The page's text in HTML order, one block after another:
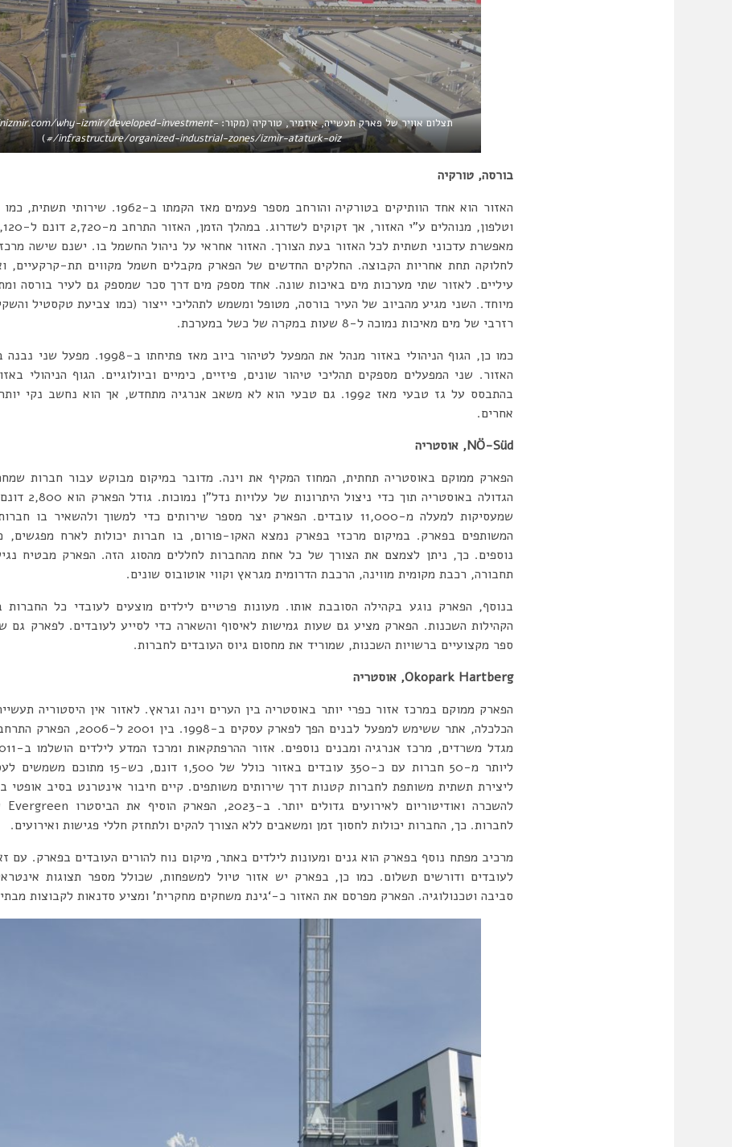
תצלום אוויר של פארק תעשייה, איזמיר, טורקיה (מקור:why-izmir/developed-investment-
infrastructure/organized-industrial-zones/izmir-ataturk-oiz/#
)
בורסה, טורקיה
האזור הוא אחד הוותיקים בטורקיה והורחב מספר
לחלוקה תחת אחריות הקבוצה. החלקים החדשים של הפארק מקבלים חשמל מקווים תת-קרקעיים,
עיליים. לאזור שתי מערכות מים באיכות שונה. אחד מספק מים דרך סכר שמספק גם לעיר בורסה
מיוחד. השני מגיע מהביוב של העיר בורסה, מטופל ומשמש לתהליכי ייצור (כמו צביעת טקסטיל
רזרבי של מים מאיכות נמוכה ל-8 שעות במקרה של כשל במערכת.
האזור. שני המפעלים מספקים תהליכי טיהור שונים, פיזיים, כימיים וביולוגיים. הגוף הניהולי
בהתבסס על גז טבעי מאז 1992. גם טבעי הוא לא משאב אנרגיה מתחדש, אך הוא נחשב
אחרים.
NÖ-Süd, אוסטריה
הפארק ממוקם באוסטריה תחתית, המחוז המקיף את וינה. מדובר במיקום מבוקש עבור חברות
שמעסיקות למעלה מ-11,000 עובדים. הפארק יצר מספר שירותים כדי למשוך
המשותפים בפארק. במיקום מרכזי בפארק נמצא האקו-פורום, בו חברות יכולות לארח מפגשים,
נוספים. כך, ניתן לצמצם את הצורך של כל אחת מהחברות לחללים מהסוג הזה. הפארק מבטיח
תחבורה, רכבת מקומית מווינה, הרכבת הדרומית מגראץ וקווי אוטובוס שונים.
בנוסף, הפארק נוגע בקהילה הסובבת אותו. מעונות פרטיים לילדים מוצעים לעובדי כל
הקהילות השכנות. הפארק מציע גם שעות גמישות לאיסוף והשארה כדי לסייע לעובדים. לפארק גם
ספר מקצועיים ברשויות השכנות, שמוריד את מחסום גיוס העובדים לחברות.
Okopark Hartberg, אוסטריה
הפארק ממוקם במרכז אזור כפרי יותר באוסטריה בין הערים וינה וגראץ. לאזור אין היסטוריה
הכלכלה, אתר ששימש למפעל לבנים הפך
ליותר מ-50 חברות עם כ-350 עובדים באזור
ליצירת תשתית משותפת לחברות קטנות דרך שירותים משותפים. קיים חיבור אינטרנט בסיב אופטי
לחברות. כך, החברות יכולות לחסוך זמן ומשאבים ללא הצורך להקים ולתחזק חללי פגישות ואירועים.
מרכיב מפתח נוסף בפארק הוא גנים ומעונות לילדים באתר, מיקום נוח להורים העובדים בפארק.
לעובדים ודורשים תשלום. כמו כן, בפארק יש אזור טיול למשפחות, שכולל מספר תצוגות
סביבה וטכנולוגיה. הפארק מפרסם את האזור כ-‘גינת משחקים מחקרית’ ומציע סדנאות לקבוצות